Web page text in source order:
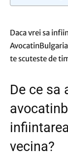
Daca vrei sa
te scuteste de
De ce sa
vecina?